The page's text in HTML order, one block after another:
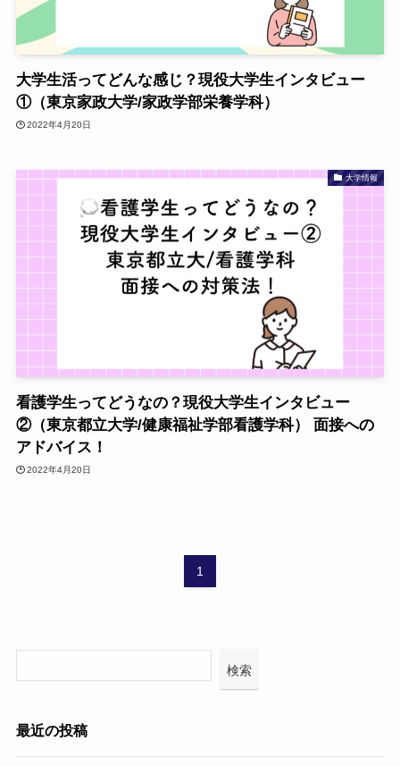
大学生活ってどんな感じ？現役大学生インタビュー
①（東京家政大学/家政学部栄養学科）
2022年4月20日
大学情報
看護学生ってどうなの？現役大学生インタビュー
②（東京都立大学/健康福祉学部看護学科） 面接への
アドバイス！
2022年4月20日
1
検索
最近の投稿